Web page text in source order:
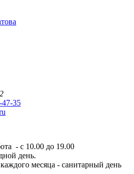
47-35
- с 10.00 до 19.00
день.
месяца - санитарный день